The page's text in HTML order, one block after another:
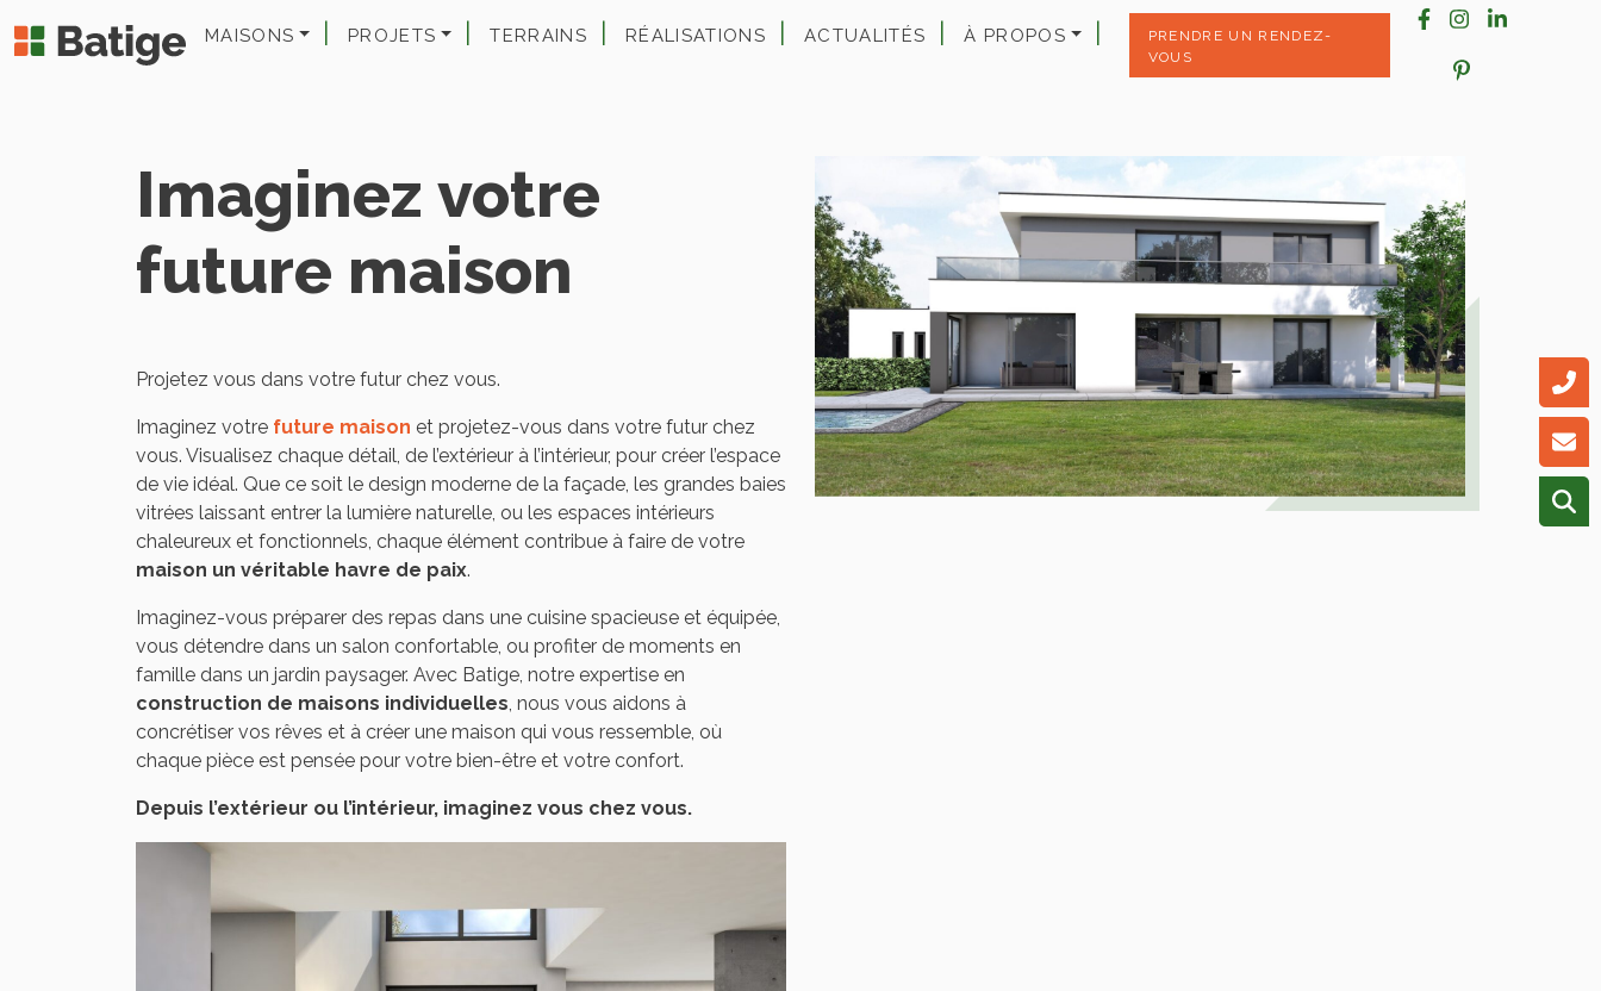
MAISONS PROJETS TERRAINS RÉALISATIONS ACTUALITÉS À PROPOS
PRENDRE UN RENDEZ-
VOUS
Imaginez votre
future maison
Projetez vous dans votre futur chez vous.
Imaginez votre future maison et projetez-vous dans votre futur chez
vous. Visualisez chaque détail, de l’extérieur à l’intérieur, pour créer l’espace
de vie idéal. Que ce soit le design moderne de la façade, les grandes baies
vitrées laissant entrer la lumière naturelle, ou les espaces intérieurs
chaleureux et fonctionnels, chaque élément contribue à faire de votre
maison un véritable havre de paix.
Imaginez-vous préparer des repas dans une cuisine spacieuse et équipée,
vous détendre dans un salon confortable, ou profiter de moments en
famille dans un jardin paysager. Avec Batige, notre expertise en
construction de maisons individuelles, nous vous aidons à
concrétiser vos rêves et à créer une maison qui vous ressemble, où
chaque pièce est pensée pour votre bien-être et votre confort.
Depuis l’extérieur ou l’intérieur, imaginez vous chez vous.